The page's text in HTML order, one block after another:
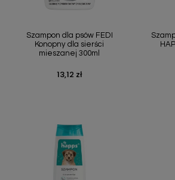
Szampon dla psów FEDI
Konopny dla sierści
mieszanej 300ml
Cena
13,12 zł